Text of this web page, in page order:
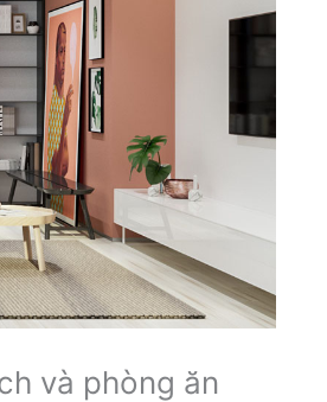
và phòng ăn